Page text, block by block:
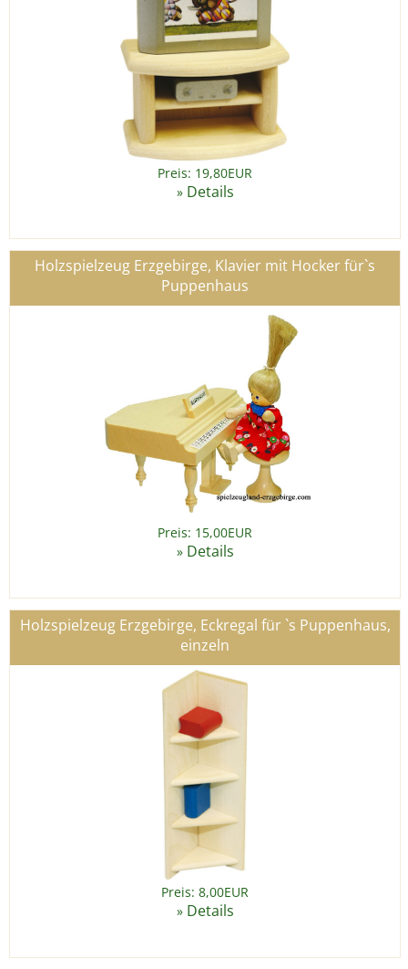
Preis: 19,80EUR
» Details
Holzspielzeug Erzgebirge, Klavier mit Hocker für`s
Puppenhaus
Preis: 15,00EUR
» Details
Holzspielzeug Erzgebirge, Eckregal für `s Puppenhaus,
einzeln
Preis: 8,00EUR
» Details